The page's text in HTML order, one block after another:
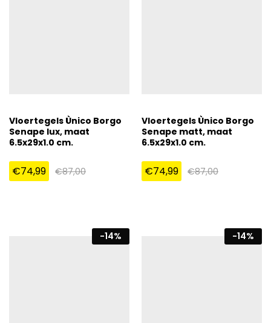
Vloertegels Ùnico Borgo
Senape lux, maat
6.5x29x1.0 cm.
€74,99 €87,00
Vloertegels Ùnico Borgo
Senape matt, maat
6.5x29x1.0 cm.
€74,99 €87,00
-14% -14%